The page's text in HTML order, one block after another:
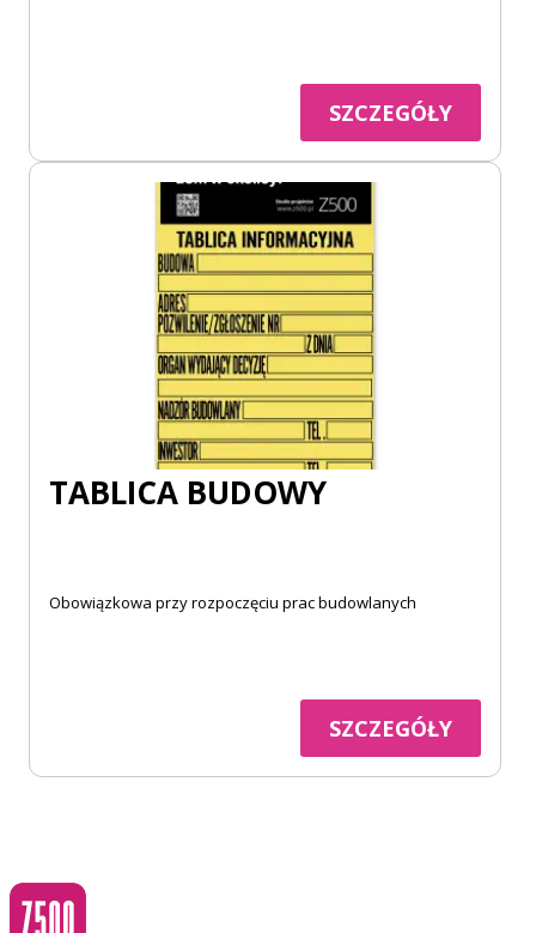
SZCZEGÓŁY
TABLICA BUDOWY
Obowiązkowa przy rozpoczęciu prac budowlanych
SZCZEGÓŁY